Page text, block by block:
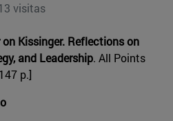
visitas
on Kissinger. Reflections on
and Leadership. All Points
p.]